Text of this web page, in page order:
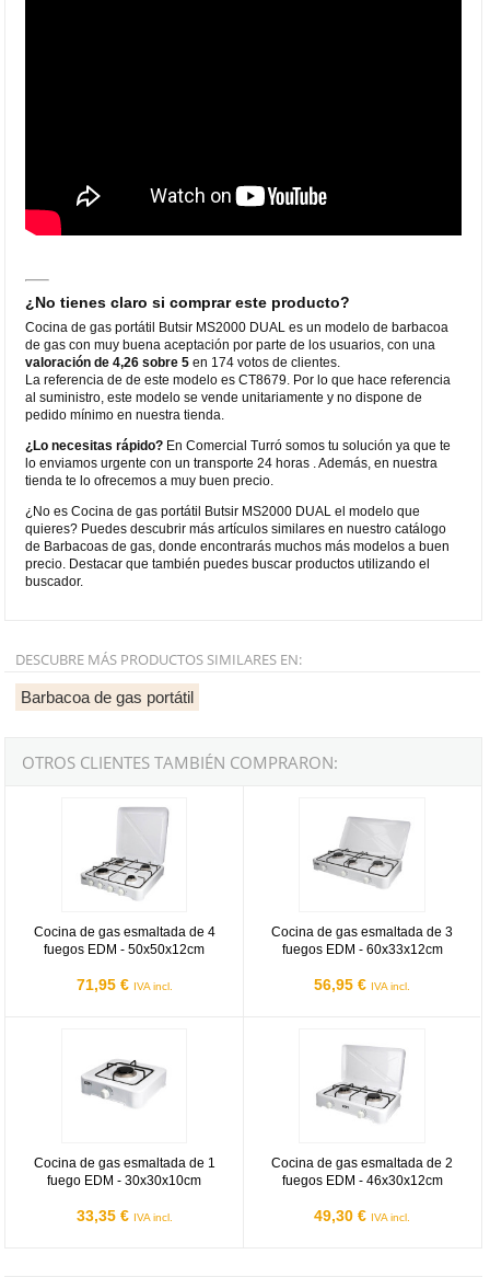
¿No tienes claro si comprar este producto?
Cocina de gas portátil Butsir MS2000 DUAL es un modelo de barbacoa
de gas con muy buena aceptación por parte de los usuarios, con una
valoración de 4,26 sobre 5 en 174 votos de clientes.
La referencia de de este modelo es CT8679. Por lo que hace referencia
al suministro, este modelo se vende unitariamente y no dispone de
pedido mínimo en nuestra tienda.
¿Lo necesitas rápido? En Comercial Turró somos tu solución ya que te
lo enviamos urgente con un transporte 24 horas . Además, en nuestra
tienda te lo ofrecemos a muy buen precio.
¿No es Cocina de gas portátil Butsir MS2000 DUAL el modelo que
quieres? Puedes descubrir más artículos similares en nuestro catálogo
de Barbacoas de gas, donde encontrarás muchos más modelos a buen
precio. Destacar que también puedes buscar productos utilizando el
buscador.
DESCUBRE MÁS PRODUCTOS SIMILARES EN:
Barbacoa de gas portátil
OTROS CLIENTES TAMBIÉN COMPRARON:
Cocina de gas esmaltada de 4
fuegos EDM - 50x50x12cm
71,95 € IVA incl.
Cocina de gas esmaltada de 3
fuegos EDM - 60x33x12cm
56,95 € IVA incl.
Cocina de gas esmaltada de 1
fuego EDM - 30x30x10cm
33,35 € IVA incl.
Cocina de gas esmaltada de 2
fuegos EDM - 46x30x12cm
49,30 € IVA incl.